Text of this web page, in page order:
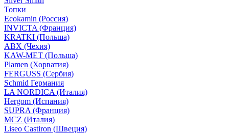
Топки
Ecokamin (Россия)
INVICTA (Франция)
KRATKI (Польша)
ABX (Чехия)
KAW-MET (Польша)
Plamen (Хорватия)
FERGUSS (Сербия)
Schmid Германия
LA NORDICA (Италия)
Hergom (Испания)
SUPRA (Франция)
MCZ (Италия)
Liseo Castiron (Швеция)